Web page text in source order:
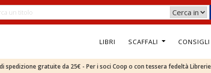
LIBRI SCAFFALI
spedizione gratuite da 25€ - Per i soci Coop o con tessera fedeltà